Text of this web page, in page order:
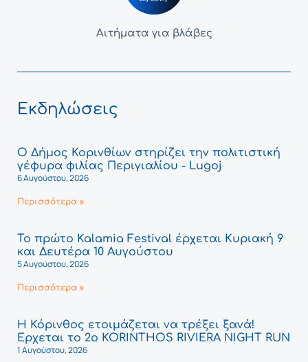
Αιτήματα για βλάβες
Εκδηλώσεις
Ο Δήμος Κορινθίων στηρίζει την πολιτιστική
γέφυρα φιλίας Περιγιαλίου - Lugoj
6 Αυγούστου, 2026
Περισσότερα »
Το πρώτο Kalamia Festival έρχεται Κυριακή 9
και Δευτέρα 10 Αυγούστου
5 Αυγούστου, 2026
Περισσότερα »
Η Κόρινθος ετοιμάζεται να τρέξει ξανά!
Έρχεται το 2ο KORINTHOS RIVIERA NIGHT RUN
1 Αυγούστου, 2026